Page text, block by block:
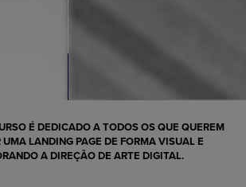
É DEDICADO A TODOS OS QUE QUEREM
UMA LANDING PAGE DE FORMA VISUAL E
A DIREÇÃO DE ARTE DIGITAL.